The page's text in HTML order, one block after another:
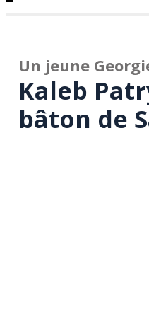
Un jeune
Kaleb
bâton de